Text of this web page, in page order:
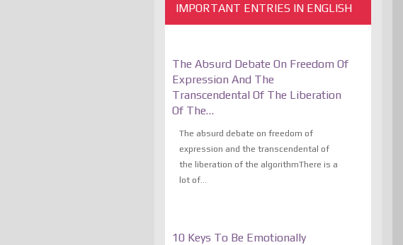
IMPORTANT ENTRIES IN ENGLISH
The Absurd Debate On Freedom Of
Expression And The
Transcendental Of The Liberation
Of The…
The absurd debate on freedom of
expression and the transcendental of
the liberation of the algorithmThere is a
lot of...
10 Keys To Be Emotionally